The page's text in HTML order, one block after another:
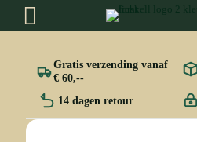
Gratis verzending vanaf
€ 60,--
14 dagen retour